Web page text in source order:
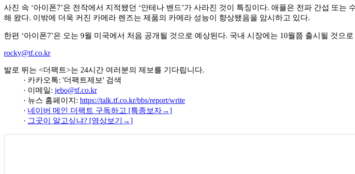
사진 속 ‘아이폰7’은 전작에서 지적됐던 ‘안테나 밴드’가 사라진 것이 특징이다. 애플은 전파 간섭 또
해 왔다. 이밖에 더욱 커진 카메라 렌즈는 제품의 카메라 성능이 향상됐음을 암시하고 있다.
한편 ‘아이폰7’은 오는 9월 미국에서 처음 공개될 것으로 예상된다. 국내 시장에는 10월쯤 출시될 것으
rocky@tf.co.kr
발로 뛰는 <더팩트>는 24시간 여러분의 제보를 기다립니다.
· 카카오톡: '더팩트제보' 검색
· 이메일: jebo@tf.co.kr
· 뉴스 홈페이지: https://talk.tf.co.kr/bbs/report/write
· 네이버 메인 더팩트 구독하고 [특종보자→]
· 그곳이 알고싶냐? [영상보기→]